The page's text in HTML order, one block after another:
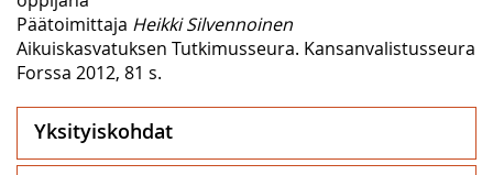
Päätoimittaja Heikki Silvennoinen
Aikuiskasvatuksen Tutkimusseura. Kansanvalistusseura
Forssa 2012, 81 s.
Yksityiskohdat